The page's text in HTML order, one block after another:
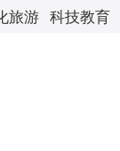
旅游 科技教育